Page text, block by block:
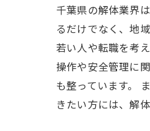
千葉県の解体業界
るだけでなく、地
若い人や転職を考
操作や安全管理に
も整っています。
きたい方には、解